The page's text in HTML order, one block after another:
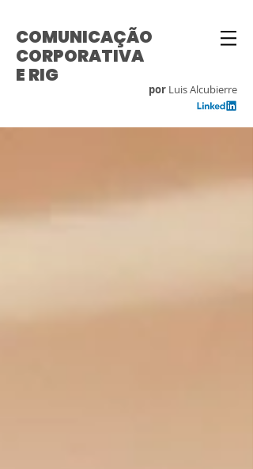
por Luis Alcubierre
COMUNICAÇÃO
CORPORATIVA
E RIG